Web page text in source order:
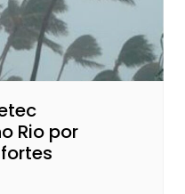
Rio por